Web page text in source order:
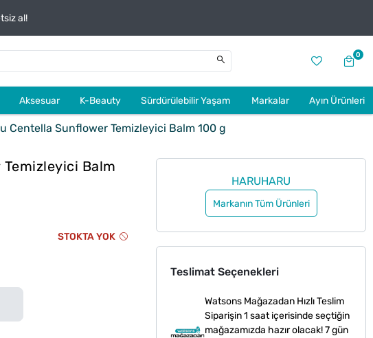
al!
0
Aksesuar K-Beauty Sürdürülebilir Yaşam Markalar Ayın Ürünleri
Centella Sunflower Temizleyici Balm 100 g
Balm
STOKTA YOK
HARUHARU
Markanın Tüm Ürünleri
Teslimat Seçenekleri
Watsons Mağazadan Hızlı Teslim
Siparişin 1 saat içerisinde seçtiğin
mağazamızda hazır olacak! 7 gün